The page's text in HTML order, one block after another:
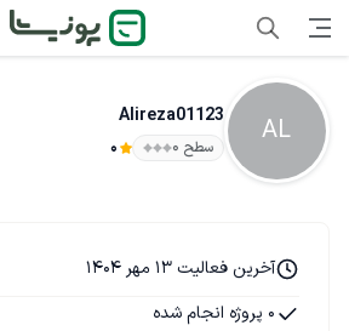
AL
Alireza01123
سطح ۰ 0
آخرین فعالیت 13 مهر 1404
0 پروژه انجام شده